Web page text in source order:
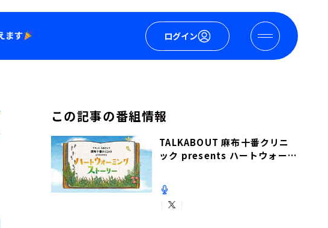
ログイン
この記事の番組情報
TALKABOUT 麻布十番クリニ
ック presents ハートウォーミ